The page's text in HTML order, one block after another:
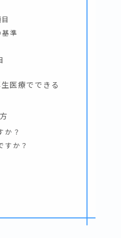
準
医療でできる
か？
すか？